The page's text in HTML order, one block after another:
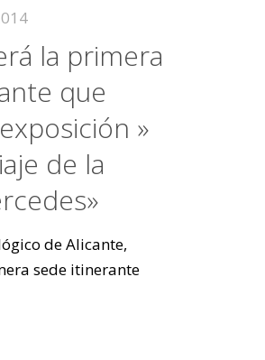
la primera
que
»
de la
de Alicante,
sede itinerante